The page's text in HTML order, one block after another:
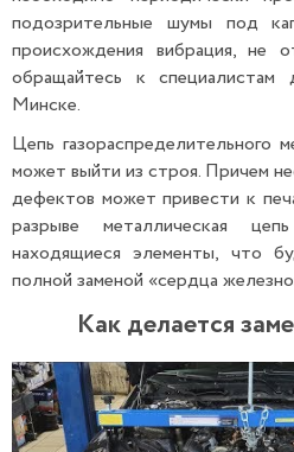
подозрительные шумы под
происхождения вибрация, не
обращайтесь к
Минске.
Цепь газораспределительного
может выйти из строя. Причем
дефектов может привести к
разрыве металлическая
находящиеся элементы, что
полной заменой «сердца
Как делается